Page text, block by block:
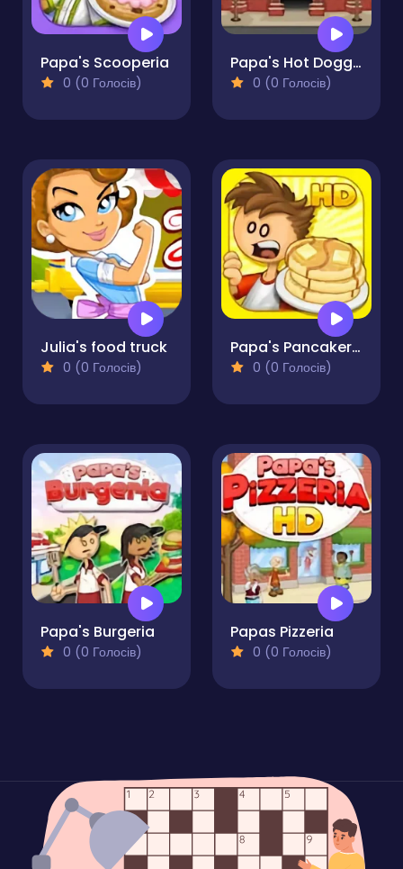
Papa's Scooperia
0 (0 Голосів)
Papa's Hot Doggeria
0 (0 Голосів)
Julia's food truck
0 (0 Голосів)
Papa's Pancakeria
0 (0 Голосів)
Papa's Burgeria
0 (0 Голосів)
Papas Pizzeria
0 (0 Голосів)